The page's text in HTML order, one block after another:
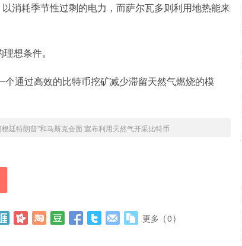
消耗季节性过剩的电力，而萨尔瓦多则利用地热能来
想条件。
通过高效的比特币挖矿减少滞留天然气燃烧的模
根廷特朗普”和马斯克会面 宣布利用天然气开采比特币
更多 (0)